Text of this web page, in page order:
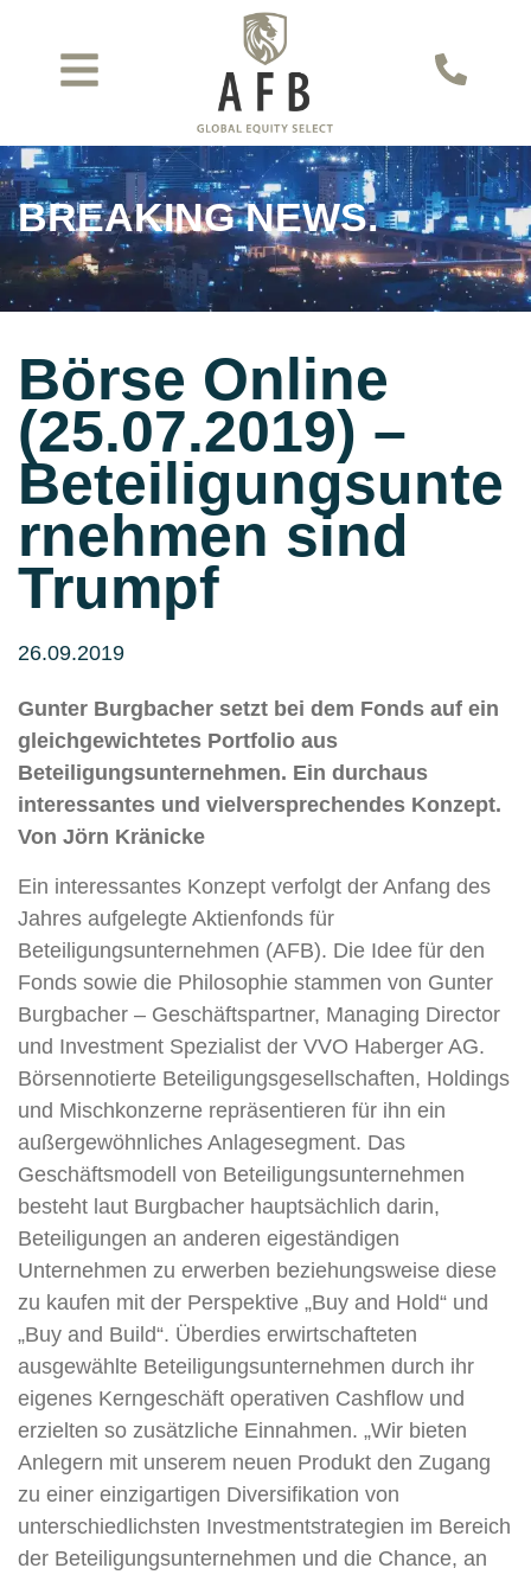
BREAKING NEWS.
Börse Online
(25.07.2019) –
Beteiligungsunte
rnehmen sind
Trumpf
26.09.2019
Gunter Burgbacher setzt bei dem Fonds auf ein
gleichgewichtetes Portfolio aus
Beteiligungsunternehmen. Ein durchaus
interessantes und vielversprechendes Konzept.
Von Jörn Kränicke
Ein interessantes Konzept verfolgt der Anfang des
Jahres aufgelegte Aktienfonds für
Beteiligungsunternehmen (AFB). Die Idee für den
Fonds sowie die Philosophie stammen von Gunter
Burgbacher – Geschäftspartner, Managing Director
und Investment Spezialist der VVO Haberger AG.
Börsennotierte Beteiligungsgesellschaften, Holdings
und Mischkonzerne repräsentieren für ihn ein
außergewöhnliches Anlage­segment. Das
Geschäftsmodell von Beteiligungsunternehmen
besteht laut Burgbacher hauptsächlich darin,
Beteiligungen an anderen eigeständigen
Unternehmen zu erwerben beziehungsweise diese
zu kaufen mit der Perspektive „Buy and Hold“ und
„Buy and Build“. Überdies erwirtschafteten
ausgewählte Beteiligungsunternehmen durch ihr
eigenes Kerngeschäft operativen Cashflow und
erzielten so zusätzliche Einnahmen. „Wir bieten
Anlegern mit unserem neuen Produkt den Zugang
zu einer einzigartigen Diversifikation von
unterschiedlichsten Investmentstrategien im Bereich
der Beteiligungsunternehmen und die Chance, an